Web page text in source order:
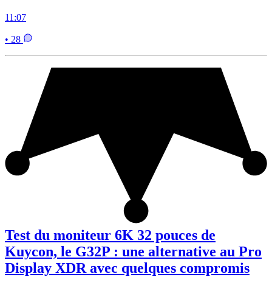
11:07
• 28
Test du moniteur 6K 32 pouces de
Kuycon, le G32P : une alternative au Pro
Display XDR avec quelques compromis